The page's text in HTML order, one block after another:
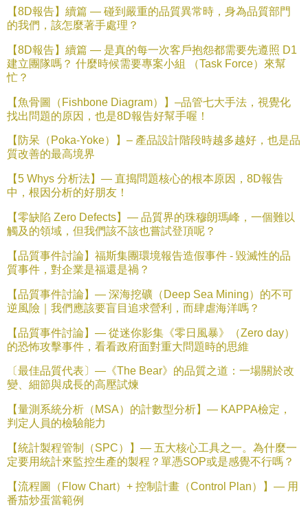
【8D報告】續篇 — 碰到嚴重的品質異常時，身為品質部門
的我們，該怎麼著手處理？
【8D報告】續篇 — 是真的每一次客戶抱怨都需要先遵照 D1
建立團隊嗎？ 什麼時候需要專案小組 （Task Force）來幫
忙？
【魚骨圖（ Fishbone Diagram）】 –品管七大手法，視覺化
找出問題的原因，也是8D報告好幫手喔！
【防呆（ Poka-Yoke）】 – 產品設計階段時越多越好，也是品
質改善的最高境界
【5 Whys 分析法】 — 直搗問題核心的根本原因， 8D報告
中，根因分析的好朋友！
【零缺陷 Zero Defects】— 品質界的珠穆朗瑪峰，一個難以
觸及的領域，但我們該不該也嘗試登頂呢？
【品質事件討論】福斯集團環境報告造假事件 - 毀滅性的品
質事件，對企業是福還是禍？
【品質事件討論】— 深海挖礦（ Deep Sea Mining）的不可
逆風險｜我們應該要盲目追求營利，而肆虐海洋嗎？
【品質事件討論】— 從迷你影集《零日風暴》（Zero day）
的恐怖攻擊事件，看看政府面對重大問題時的思維
〔最佳品質代表〕—《The Bear》的品質之道：一場關於改
變、細節與成長的高壓試煉
【量測系統分析（ MSA）的計數型分析】— KAPPA檢定，
判定人員的檢驗能力
【統計製程管制（SPC）】— 五大核心工具之一。為什麼一
定要用統計來監控生產的製程？單憑SOP或是感覺不行嗎？
【流程圖（ Flow Chart） + 控制計畫（Control Plan）】— 用
番茄炒蛋當範例